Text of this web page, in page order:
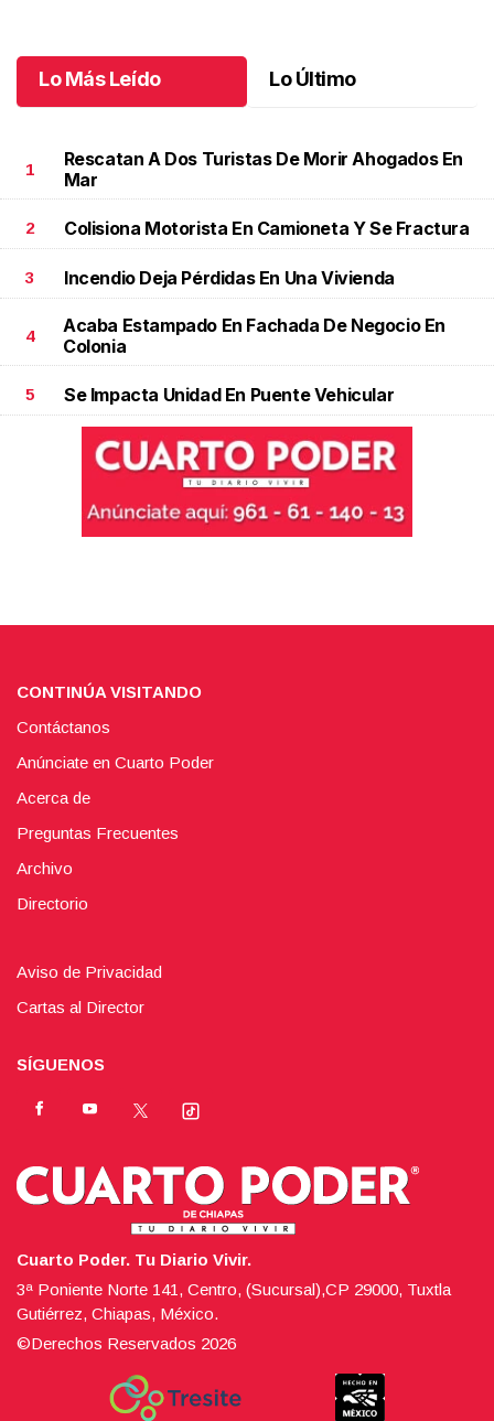
Lo Más Leído Lo Último
1
Rescatan A Dos Turistas De Morir Ahogados En
Mar
2 Colisiona Motorista En Camioneta Y Se Fractura
3 Incendio Deja Pérdidas En Una Vivienda
4
Acaba Estampado En Fachada De Negocio En
Colonia
5 Se Impacta Unidad En Puente Vehicular
CONTINÚA VISITANDO
Contáctanos
Anúnciate en Cuarto Poder
Acerca de
Preguntas Frecuentes
Archivo
Directorio
Aviso de Privacidad
Cartas al Director
SÍGUENOS
Cuarto Poder. Tu Diario Vivir.
3ª Poniente Norte 141, Centro, (Sucursal),CP 29000, Tuxtla
Gutiérrez, Chiapas, México.
©Derechos Reservados 2026